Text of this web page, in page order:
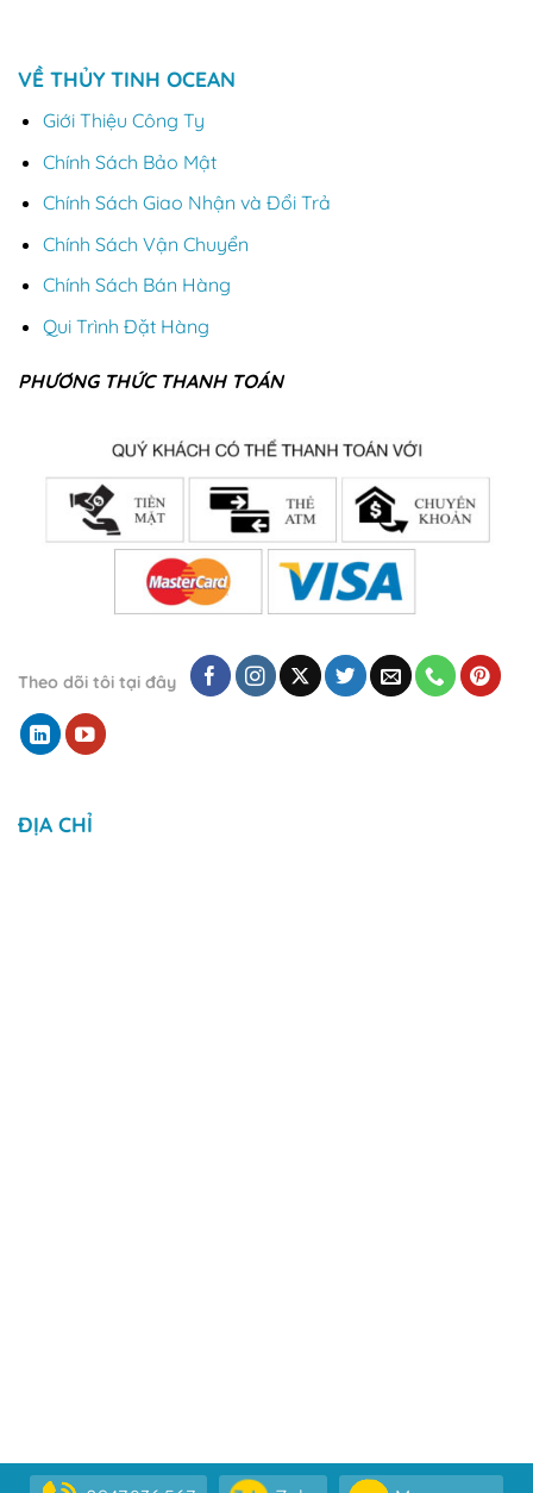
VỀ THỦY TINH OCEAN
Giới Thiệu Công Ty
Chính Sách Bảo Mật
Chính Sách Giao Nhận và Đổi Trả
Chính Sách Vận Chuyển
Chính Sách Bán Hàng
Qui Trình Đặt Hàng
PHƯƠNG THỨC THANH TOÁN
Theo dõi tôi tại đây
ĐỊA CHỈ